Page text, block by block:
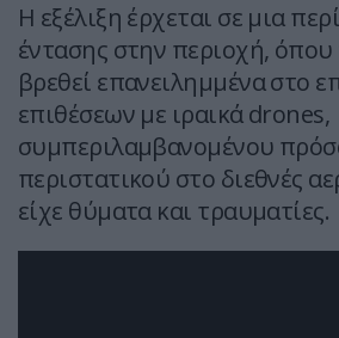
Η εξέλιξη έρχεται σε μια
έντασης στην περιοχή, όπου
βρεθεί επανειλημμένα στο
επιθέσεων με ιραικά drones,
συμπεριλαμβανομένου
περιστατικού στο διεθνές
είχε θύματα και τραυματίες.